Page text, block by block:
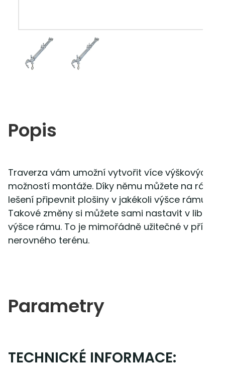
Popis
Traverza vám umožní vytvořit více výškových
možností montáže. Díky němu můžete na rámy
lešení připevnit plošiny v jakékoli výšce rámu.
Takové změny si můžete sami nastavit v
výšce rámu. To je mimořádně užitečné v
nerovného terénu.
Parametry
TECHNICKÉ INFORMACE: